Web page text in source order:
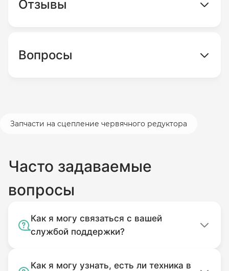
Отзывы
Вопросы
Запчасти на сцепление червячного редуктора
Часто задаваемые
вопросы
Как я могу связаться с вашей
службой поддержки?
Как я могу узнать, есть ли техника в